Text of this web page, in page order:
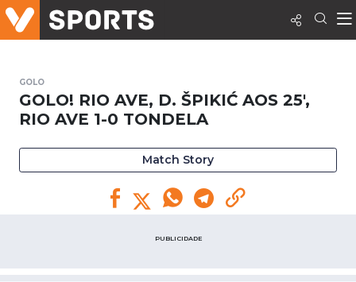
GOLO
GOLO! RIO AVE, D. ŠPIKIĆ AOS 25',
RIO AVE 1-0 TONDELA
Match Story
PUBLICIDADE